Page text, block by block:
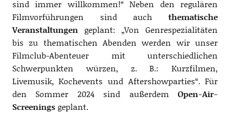
sind immer willkommen!“ Neben den regulären
Filmvorführungen sind auchthematische
Veranstaltungen geplant: „Von Genrespezialitäten
bis zu thematischen Abenden werden wir unser
Filmclub-Abenteuer mit unterschiedlichen
Schwerpunkten würzen, z. B.: Kurzfilmen,
Livemusik, Kochevents und Aftershowparties“. Für
den Sommer 2024 sind außerdemOpen-Air-
Screenings geplant.